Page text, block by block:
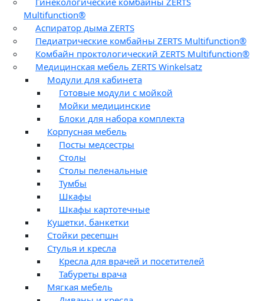
Multifunction®
Аспиратор дыма ZERTS
Педиатрические комбайны ZERTS Multifunction®
Комбайн проктологический ZERTS Multifunction®
Медицинская мебель ZERTS Winkelsatz
Модули для кабинета
Готовые модули с мойкой
Мойки медицинские
Блоки для набора комплекта
Корпусная мебель
Посты медсестры
Столы
Столы пеленальные
Тумбы
Шкафы
Шкафы картотечные
Кушетки, банкетки
Стойки ресепшн
Стулья и кресла
Кресла для врачей и посетителей
Табуреты врача
Мягкая мебель